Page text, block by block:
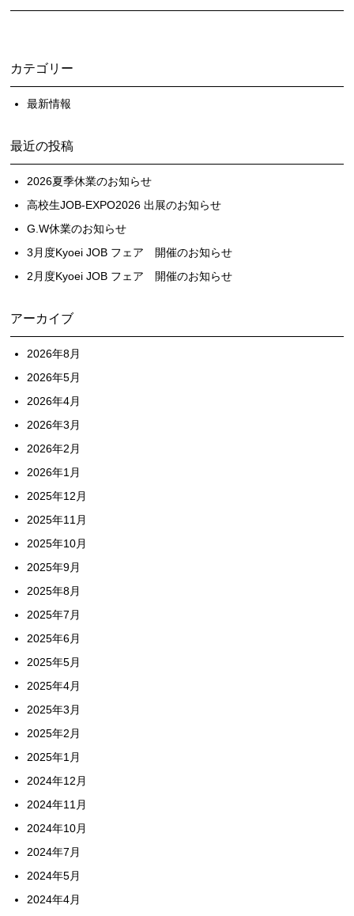
カテゴリー
最新情報
最近の投稿
2026夏季休業のお知らせ
高校生JOB-EXPO2026 出展のお知らせ
G.W休業のお知らせ
3月度Kyoei JOB フェア 開催のお知らせ
2月度Kyoei JOB フェア 開催のお知らせ
アーカイブ
2026年8月
2026年5月
2026年4月
2026年3月
2026年2月
2026年1月
2025年12月
2025年11月
2025年10月
2025年9月
2025年8月
2025年7月
2025年6月
2025年5月
2025年4月
2025年3月
2025年2月
2025年1月
2024年12月
2024年11月
2024年10月
2024年7月
2024年5月
2024年4月